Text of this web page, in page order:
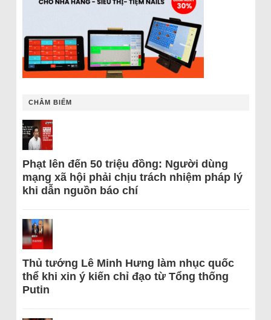
CHÂM BIẾM
Phạt lên đến 50 triệu đồng: Người dùng
mạng xã hội phải chịu trách nhiệm pháp lý
khi dẫn nguồn báo chí
Thủ tướng Lê Minh Hưng làm nhục quốc
thể khi xin ý kiến chỉ đạo từ Tổng thống
Putin